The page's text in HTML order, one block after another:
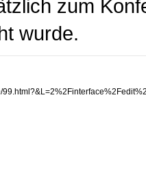
zum
wurde.